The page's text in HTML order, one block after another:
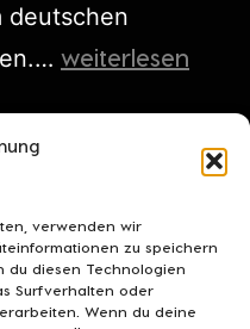
verwenden wir
zu speichern
du diesen Technologien
Surfverhalten oder
Wenn du deine
deutschen
weiterlesen